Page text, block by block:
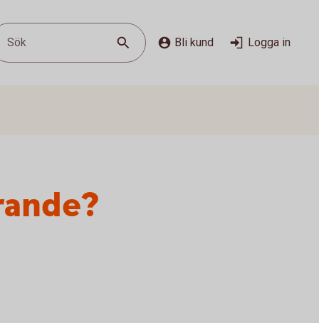
Sök Bli kund Logga in